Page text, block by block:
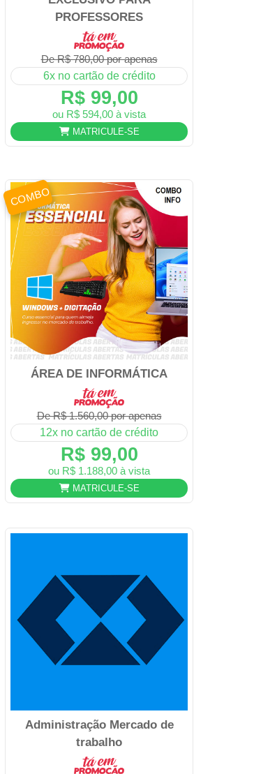
PROFESSORES
De R$ 780,00 por apenas
6x no cartão de crédito
R$ 99,00
ou R$ 594,00 à vista
MATRICULE-SE
COMBO
ÁREA DE INFORMÁTICA
De R$ 1.560,00 por apenas
12x no cartão de crédito
R$ 99,00
ou R$ 1.188,00 à vista
MATRICULE-SE
Administração Mercado de
trabalho